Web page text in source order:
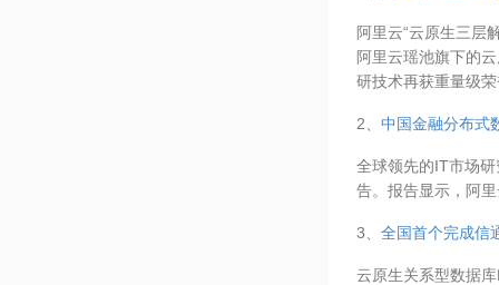
阿里云“云原生三层
阿里云瑶池旗下的
研技术再获重量级
2、 中国金融分布式
全球领先的IT市场
告。报告显示，阿
3、 全国首个完成信
云原生关系型数据